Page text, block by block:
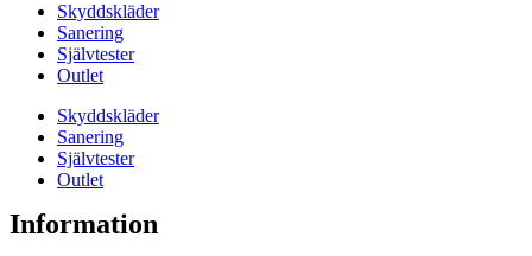
Skyddskläder
Sanering
Självtester
Outlet
Skyddskläder
Sanering
Självtester
Outlet
Information